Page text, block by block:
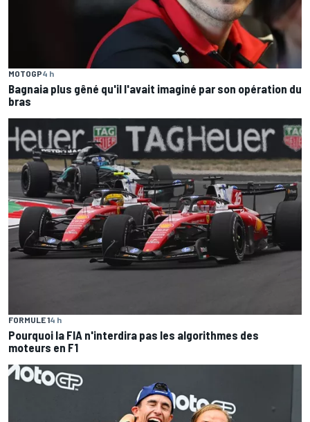
MOTOGP4 h
Bagnaia plus gêné qu'il l'avait imaginé par son opération du
bras
FORMULE 14 h
Pourquoi la FIA n'interdira pas les algorithmes des
moteurs en F1